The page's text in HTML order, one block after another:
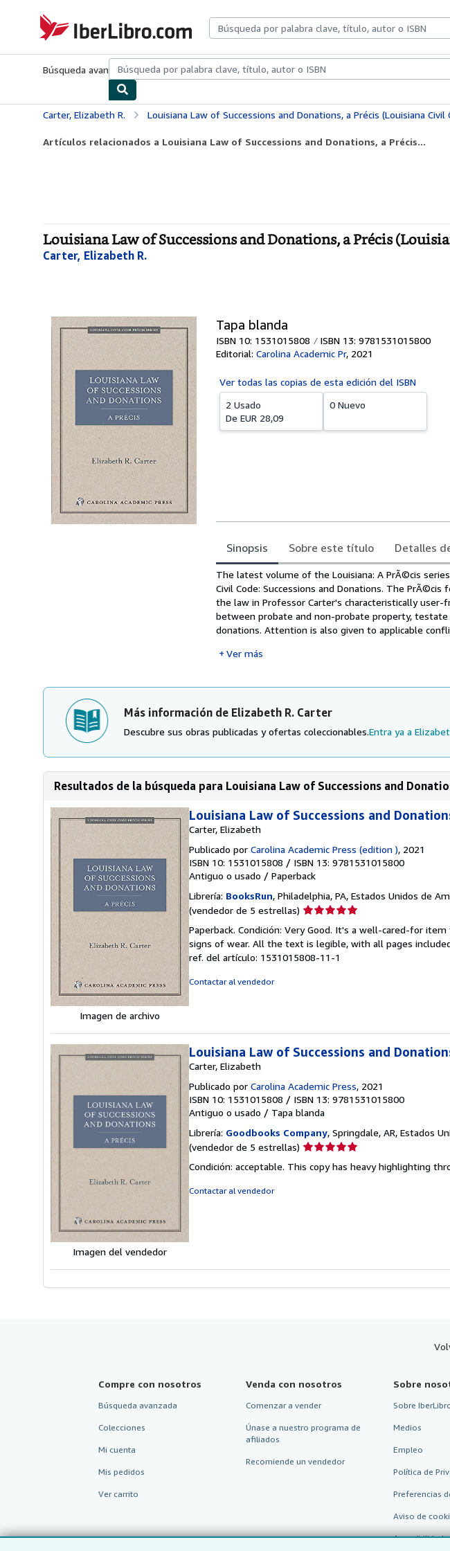
IberLibro.com
Búsqueda avanzadaColecciones Libros antiguosArte y coleccionismo
Carter, Elizabeth R. Louisiana Law of Successions and Donations, a Précis (Louisiana Civil Code
Artículos relacionados a Louisiana Law of Successions and Donations, a Précis...
Louisiana Law of Successions and Donations, a Précis
Carter, Elizabeth R.
Tapa blanda
ISBN 10: 1531015808
ISBN 13: 9781531015800
Editorial: Carolina Academic Pr, 2021
Ver todas las copias de esta edición del ISBN
2 Usado
De EUR 28,09
0 Nuevo
Sinopsis Sobre este título Detalles
Sinopsis
The latest volume of the Louisiana: A PrÃ©cis
Civil Code: Successions and Donations. The
the law in Professor Carter's characteristically
between probate and non-probate property,
donations. Attention is also given to applicable
Ver más
Más información de Elizabeth R. Carter
Descubre sus obras publicadas y ofertas coleccionables.Entra ya a
Resultados de la búsqueda para Louisiana Law of Successions and
Imagen de archivo
Louisiana Law of Successions and
Carter, Elizabeth
Publicado por Carolina Academic Press (edition ), 2021
ISBN 10: 1531015808 / ISBN 13: 9781531015800
Antiguo o usado / Paperback
Librería: BooksRun, Philadelphia, PA, Estados Unidos de
(vendedor de 5 estrellas) Calificación
vendedor:
5
de
Paperback. Condición: Very Good. It's a well-cared-for
signs of wear. All the text is legible, with all pages
ref. del artículo: 1531015808-11-1
Contactar al vendedor
Imagen del vendedor
Louisiana Law of Successions and
Carter, Elizabeth
Publicado por Carolina Academic Press, 2021
ISBN 10: 1531015808 / ISBN 13: 9781531015800
Antiguo o usado / Tapa blanda
Librería: Goodbooks Company, Springdale, AR, Estados
(vendedor de 5 estrellas) Calificación
vendedor:
Condición: acceptable. This copy has heavy highlighting
Contactar al vendedor
Compre con nosotros
Búsqueda avanzada
Colecciones
Mi cuenta
Mis pedidos
Ver carrito
Venda con nosotros
Comenzar a vender
Únase a nuestro programa de
afiliados
Recomiende un vendedor
Sobre
Sobre
Medios
Empleo
Política de
Preferencias
Aviso de
Accesibilidad